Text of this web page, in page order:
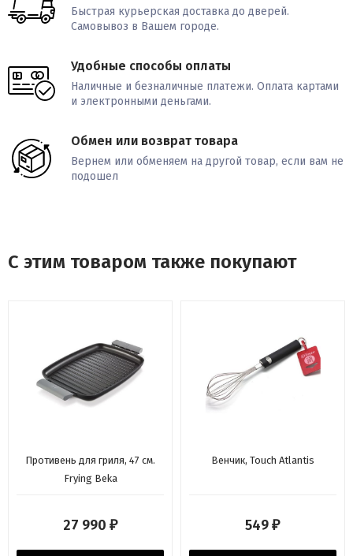
Быстрая курьерская доставка до дверей.
Самовывоз в Вашем городе.
Удобные способы оплаты
Наличные и безналичные платежи. Оплата картами
и электронными деньгами.
Обмен или возврат товара
Вернем или обменяем на другой товар, если вам не
подошел
С этим товаром также покупают
Противень для гриля, 47 см.
Frying Beka
27 990 ₽
Венчик, Touch Atlantis
549 ₽